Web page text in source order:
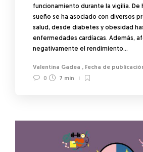
funcionamiento durante la vigilia. De
sueño se ha asociado con diversos
salud, desde diabetes y obesidad
enfermedades cardíacas. Además,
negativamente el rendimiento…
Valentina Gadea ,
0
7 min